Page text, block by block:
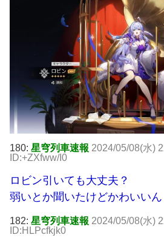
180: 星穹列車速報 2024/05/08(水)
ID:+ZXfww/I0
ロビン引いても大丈夫？
弱いとか聞いたけどかわいいん
182: 星穹列車速報 2024/05/08(水)
ID:HLPcfkjk0